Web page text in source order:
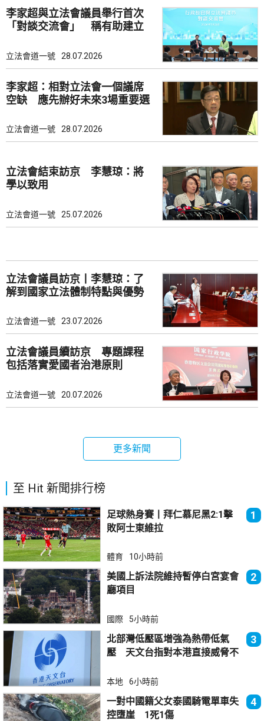
李家超與立法會議員舉行首次
「對談交流會」 稱有助建立
立法會道一號 28.07.2026
李家超：相對立法會一個議席
空缺 應先辦好未來3場重要選
立法會道一號 28.07.2026
立法會結束訪京 李慧琼：將
學以致用
立法會道一號 25.07.2026
立法會議員訪京丨李慧琼：了
解到國家立法體制特點與優勢
立法會道一號 23.07.2026
立法會議員續訪京 專題課程
包括落實愛國者治港原則
立法會道一號 20.07.2026
更多新聞
至 Hit 新聞排行榜
足球熱身賽丨拜仁慕尼黑2:1擊
敗阿士東維拉
1
體育 10小時前
美國上訴法院維持暫停白宮宴會
廳項目
2
國際 5小時前
北部灣低壓區增強為熱帶低氣
壓 天文台指對本港直接威脅不
3
本地 6小時前
一對中國籍父女泰國騎電單車失
控墮崖 1死1傷
4